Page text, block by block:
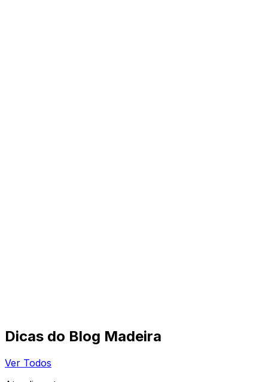
Dicas do Blog Madeira
Ver Todos